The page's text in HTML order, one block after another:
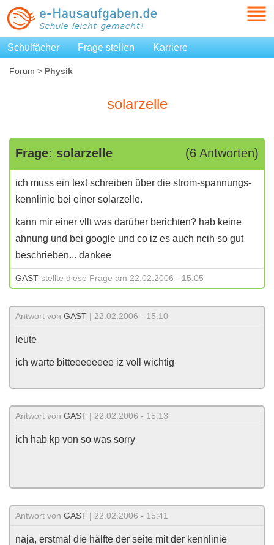
Schulfächer Frage stellen Karriere
Forum > Physik
solarzelle
Frage: solarzelle (6 Antworten)
ich muss ein text schreiben über die strom-spannungs-
kennlinie bei einer solarzelle.
kann mir einer vllt was darüber berichten? hab keine
ahnung und bei google und co iz es auch ncih so gut
beschrieben... dankee
GAST stellte diese Frage am 22.02.2006 - 15:05
Antwort von GAST | 22.02.2006 - 15:10
leute
ich warte bitteeeeeeee iz voll wichtig
Antwort von GAST | 22.02.2006 - 15:13
ich hab kp von so was sorry
Antwort von GAST | 22.02.2006 - 15:41
naja, erstmal die hälfte der seite mit der kennlinie